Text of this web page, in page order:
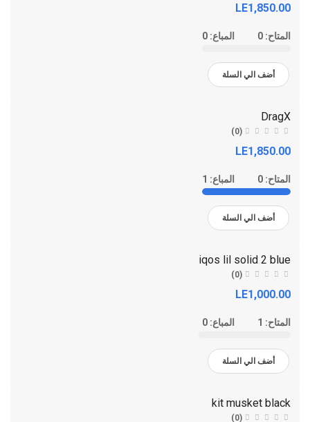
LE1,850.00
المتاح: 0 المباع: 0
أضف الي السلة
DragX
(0)
LE1,850.00
المتاح: 0 المباع: 1
أضف الي السلة
iqos lil solid 2 blue
(0)
LE1,000.00
المتاح: 1 المباع: 0
أضف الي السلة
kit musket black
(0)